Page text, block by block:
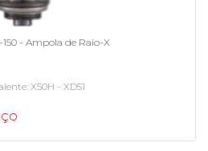
150 - Ampola de Raio-X
X50H - XD51